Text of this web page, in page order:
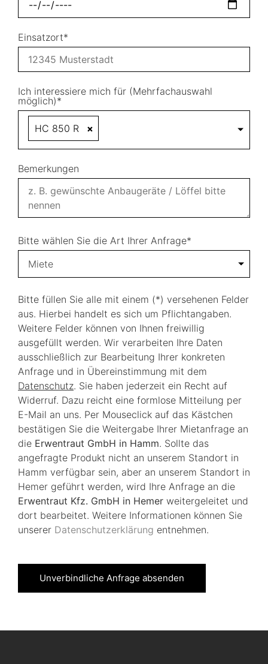
Einsatzort*
Ich interessiere mich für (Mehrfachauswahl
möglich)*
×
HC 850 R
Bemerkungen
Bitte wählen Sie die Art Ihrer Anfrage*
Miete
Bitte füllen Sie alle mit einem (*) versehenen Felder
aus. Hierbei handelt es sich um Pflichtangaben.
Weitere Felder können von Ihnen freiwillig
ausgefüllt werden. Wir verarbeiten Ihre Daten
ausschließlich zur Bearbeitung Ihrer konkreten
Anfrage und in Übereinstimmung mit dem
Datenschutz. Sie haben jederzeit ein Recht auf
Widerruf. Dazu reicht eine formlose Mitteilung per
E-Mail an uns. Per Mouseclick auf das Kästchen
bestätigen Sie die Weitergabe Ihrer Mietanfrage an
die Erwentraut GmbH in Hamm. Sollte das
angefragte Produkt nicht an unserem Standort in
Hamm verfügbar sein, aber an unserem Standort in
Hemer geführt werden, wird Ihre Anfrage an die
Erwentraut Kfz. GmbH in Hemer weitergeleitet und
dort bearbeitet. Weitere Informationen können Sie
unserer Datenschutzerklärung entnehmen.
Unverbindliche Anfrage absenden